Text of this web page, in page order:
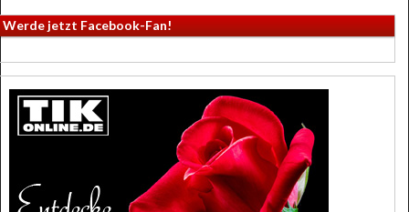
Werde jetzt Facebook-Fan!